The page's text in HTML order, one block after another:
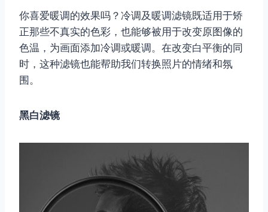
你喜爱暖调的效果吗？冷调及暖调滤镜既适用于矫
正那些不真实的色彩，也能够被用于改变原图像的
色温，为画面添加冷调或暖调。在改变白平衡的同
时，这种滤镜也能帮助我们转换照片的情绪和氛
围。
黑白滤镜